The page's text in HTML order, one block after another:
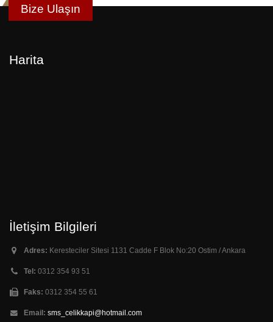
Bize Ulaşın
Harita
İletişim Bilgileri
Adres: Keresteciler Sitesi 1131 Cadde F Blok No:20 Ostim / Ankara
Tel: 0312 354 93 51
Faks: 0312 354 55 61
Email: sms_celikkapi@hotmail.com